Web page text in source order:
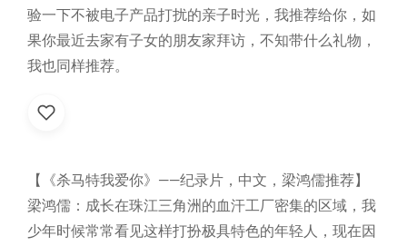
验一下不被电子产品打扰的亲子时光，我推荐给你，如
果你最近去家有子女的朋友家拜访，不知带什么礼物，
我也同样推荐。
【《杀马特我爱你》——纪录片，中文，梁鸿儒推荐】
梁鸿儒：成长在珠江三角洲的血汗工厂密集的区域，我
少年时候常常看见这样打扮极具特色的年轻人，现在因